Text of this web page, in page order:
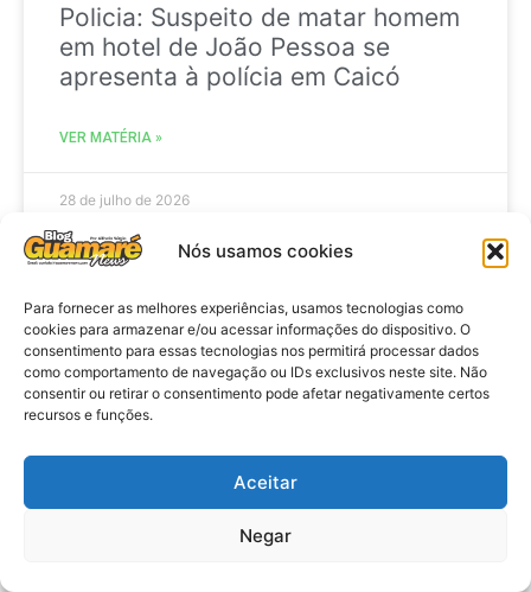
Nós usamos cookies
Para fornecer as melhores experiências, usamos tecnologias como
cookies para armazenar e/ou acessar informações do dispositivo. O
consentimento para essas tecnologias nos permitirá processar dados
como comportamento de navegação ou IDs exclusivos neste site. Não
consentir ou retirar o consentimento pode afetar negativamente certos
recursos e funções.
Aceitar
Negar
Policia: Suspeito de matar homem
em hotel de João Pessoa se
apresenta à polícia em Caicó
VER MATÉRIA »
28 de julho de 2026
BRASIL